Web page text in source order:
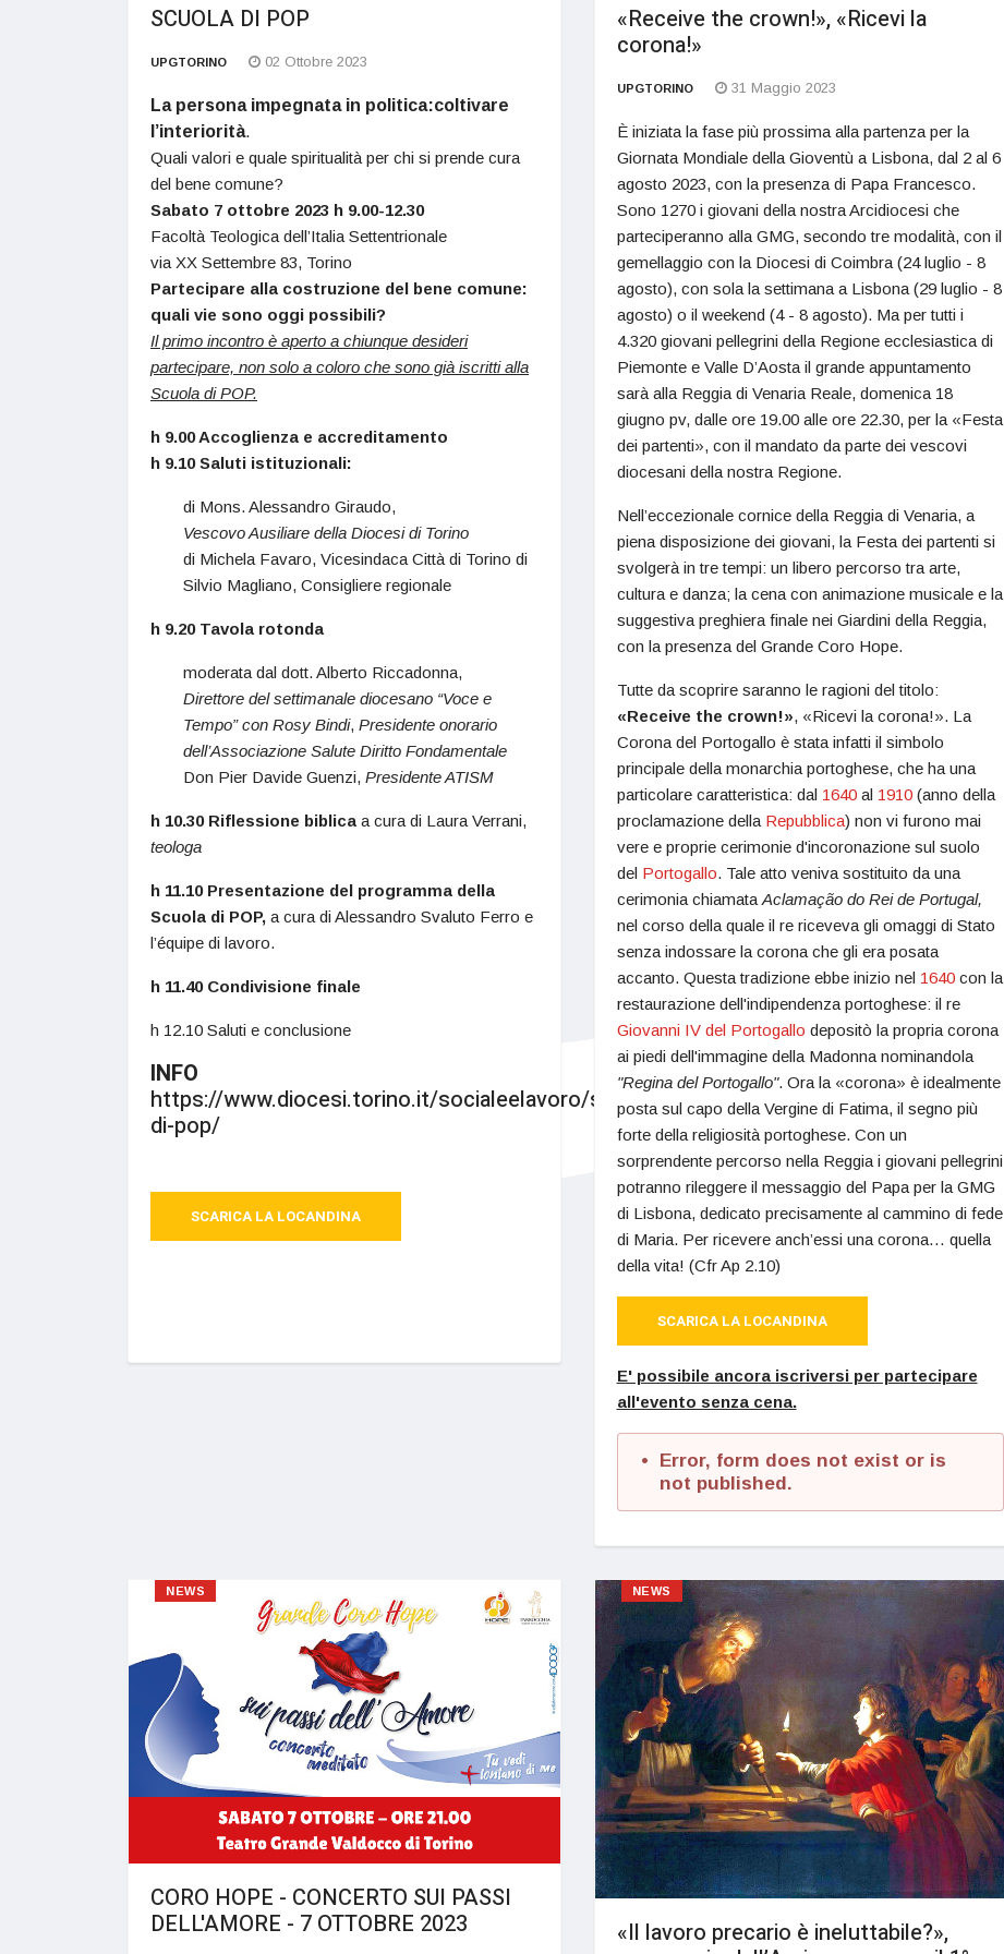
SCUOLA DI POP
UPGTORINO 02 Ottobre 2023
La persona impegnata in politica:coltivare
l’interiorità.
Quali valori e quale spiritualità per chi si prende cura
del bene comune?
Sabato 7 ottobre 2023 h 9.00-12.30
Facoltà Teologica dell’Italia Settentrionale
via XX Settembre 83, Torino
Partecipare alla costruzione del bene comune:
quali vie sono oggi possibili?
Il primo incontro è aperto a chiunque desideri
partecipare, non solo a coloro che sono già iscritti alla
Scuola di POP.
h 9.00 Accoglienza e accreditamento
h 9.10 Saluti istituzionali:
di Mons. Alessandro Giraudo,
Vescovo Ausiliare della Diocesi di Torino
di Michela Favaro, Vicesindaca Città di Torino di
Silvio Magliano, Consigliere regionale
h 9.20 Tavola rotonda
moderata dal dott. Alberto Riccadonna,
Direttore del settimanale diocesano “Voce e
Tempo” con Rosy Bindi, Presidente onorario
dell’Associazione Salute Diritto Fondamentale
Don Pier Davide Guenzi, Presidente ATISM
h 10.30 Riflessione biblica a cura di Laura Verrani,
teologa
h 11.10 Presentazione del programma della
Scuola di POP, a cura di Alessandro Svaluto Ferro e
l’équipe di lavoro.
h 11.40 Condivisione finale
h 12.10 Saluti e conclusione
INFO
https://www.diocesi.torino.it/socialeelavoro/scuola-
di-pop/
SCARICA LA LOCANDINA
«Receive the crown!», «Ricevi la
corona!»
UPGTORINO 31 Maggio 2023
È iniziata la fase più prossima alla partenza per la
Giornata Mondiale della Gioventù a Lisbona, dal 2 al 6
agosto 2023, con la presenza di Papa Francesco.
Sono 1270 i giovani della nostra Arcidiocesi che
parteciperanno alla GMG, secondo tre modalità, con il
gemellaggio con la Diocesi di Coimbra (24 luglio - 8
agosto), con sola la settimana a Lisbona (29 luglio - 8
agosto) o il weekend (4 - 8 agosto). Ma per tutti i
4.320 giovani pellegrini della Regione ecclesiastica di
Piemonte e Valle D’Aosta il grande appuntamento
sarà alla Reggia di Venaria Reale, domenica 18
giugno pv, dalle ore 19.00 alle ore 22.30, per la «Festa
dei partenti», con il mandato da parte dei vescovi
diocesani della nostra Regione.
Nell’eccezionale cornice della Reggia di Venaria, a
piena disposizione dei giovani, la Festa dei partenti si
svolgerà in tre tempi: un libero percorso tra arte,
cultura e danza; la cena con animazione musicale e la
suggestiva preghiera finale nei Giardini della Reggia,
con la presenza del Grande Coro Hope.
Tutte da scoprire saranno le ragioni del titolo:
«Receive the crown!», «Ricevi la corona!». La
Corona del Portogallo è stata infatti il simbolo
principale della monarchia portoghese, che ha una
particolare caratteristica: dal 1640al 1910(anno della
proclamazione della Repubblica) non vi furono mai
vere e proprie cerimonie d'incoronazione sul suolo
del Portogallo. Tale atto veniva sostituito da una
cerimonia chiamata Aclamação do Rei de Portugal,
nel corso della quale il re riceveva gli omaggi di Stato
senza indossare la corona che gli era posata
accanto. Questa tradizione ebbe inizio nel 1640con la
restaurazione dell'indipendenza portoghese: il re
Giovanni IV del Portogallo depositò la propria corona
ai piedi dell'immagine della Madonna nominandola
"Regina del Portogallo". Ora la «corona» è idealmente
posta sul capo della Vergine di Fatima, il segno più
forte della religiosità portoghese. Con un
sorprendente percorso nella Reggia i giovani pellegrini
potranno rileggere il messaggio del Papa per la GMG
di Lisbona, dedicato precisamente al cammino di fede
di Maria. Per ricevere anch’essi una corona… quella
della vita! (Cfr Ap 2.10)
SCARICA LA LOCANDINA
E' possibile ancora iscriversi per partecipare
all'evento senza cena.
Error, form does not exist or is
not published.
CORO HOPE - CONCERTO SUI PASSI
DELL'AMORE - 7 OTTOBRE 2023
NEWS
«Il lavoro precario è ineluttabile?»,
NEWS